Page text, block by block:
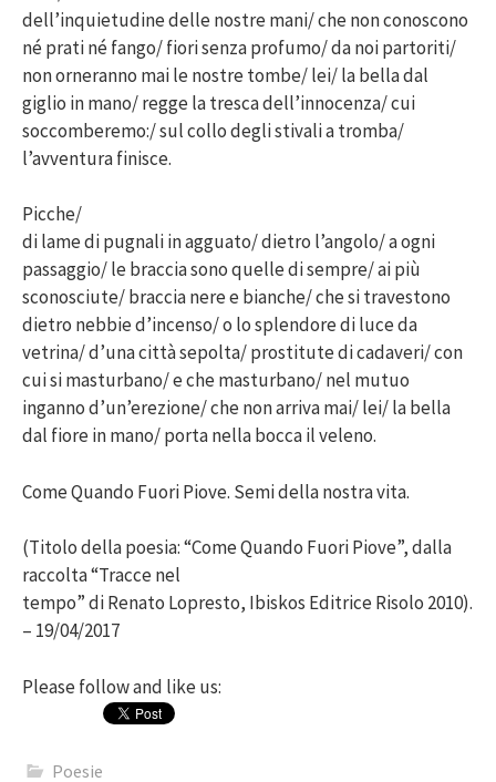
dell’inquietudine delle nostre mani/ che non conoscono
né prati né fango/ fiori senza profumo/ da noi partoriti/
non orneranno mai le nostre tombe/ lei/ la bella dal
giglio in mano/ regge la tresca dell’innocenza/ cui
soccomberemo:/ sul collo degli stivali a tromba/
l’avventura finisce.
Picche/
di lame di pugnali in agguato/ dietro l’angolo/ a ogni
passaggio/ le braccia sono quelle di sempre/ ai più
sconosciute/ braccia nere e bianche/ che si travestono
dietro nebbie d’incenso/ o lo splendore di luce da
vetrina/ d’una città sepolta/ prostitute di cadaveri/ con
cui si masturbano/ e che masturbano/ nel mutuo
inganno d’un’erezione/ che non arriva mai/ lei/ la bella
dal fiore in mano/ porta nella bocca il veleno.
Come Quando Fuori Piove. Semi della nostra vita.
(Titolo della poesia: “Come Quando Fuori Piove”, dalla
raccolta “Tracce nel
tempo” di Renato Lopresto, Ibiskos Editrice Risolo 2010).
– 19/04/2017
Please follow and like us:
Poesie